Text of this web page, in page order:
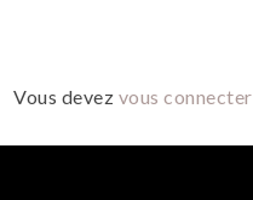
Vous devez vous connecter